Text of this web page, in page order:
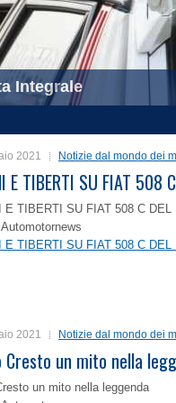
Integrale
2021 Notizie dal mondo dei
E TIBERTI SU FIAT 508
E TIBERTI SU FIAT 508 C
E TIBERTI SU FIAT 508 C
2021 Notizie dal mondo dei
Cresto un mito nella
un mito nella leggenda